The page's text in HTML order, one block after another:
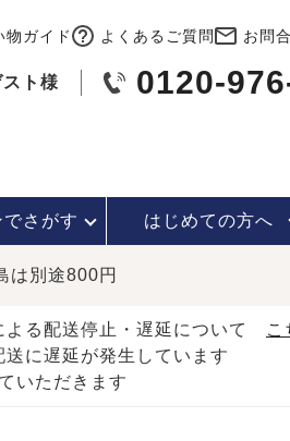
物ガイド よくあるご質問 お問
ト様 0120-
でさがす はじめての方へ
は別途800円
よる配送停止・遅延について
こ
に遅延が発生しています
いただきます